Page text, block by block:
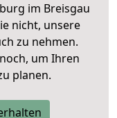
im Breisgau
nicht, unsere
zu nehmen.
um Ihren
planen.